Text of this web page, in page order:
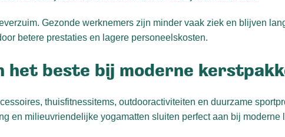
Gezonde werknemers zijn minder vaak ziek en blijven
betere prestaties en lagere personeelskosten.
het beste bij moderne
thuisfitnessitems, outdooractiviteiten en duurzame
en milieuvriendelijke yogamatten sluiten perfect aan bij moderne